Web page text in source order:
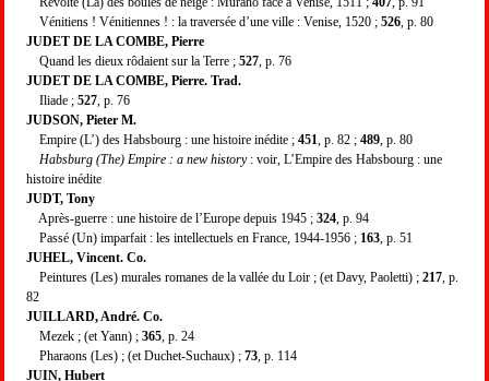
Vénitiens ! Vénitiennes ! : la traversée d’une ville : Venise, 1520 ; 526 , p. 80
JUDET DE LA COMBE, Pierre
Quand les dieux rôdaient sur la Terre ; 527 , p. 76
JUDET DE LA COMBE, Pierre. Trad.
Iliade ; 527 , p. 76
JUDSON, Pieter M.
Empire (L’) des Habsbourg : une histoire inédite ; 451 , p. 82 ; 489 , p. 80
Habsburg (The) Empire : a new history: voir, L’Empire des Habsbourg : une
histoire inédite
JUDT, Tony
Après-guerre : une histoire de l’Europe depuis 1945 ; 324 , p. 94
Passé (Un) imparfait : les intellectuels en France, 1944-1956 ; 163 , p. 51
JUHEL, Vincent. Co.
Peintures (Les) murales romanes de la vallée du Loir ; (et Davy, Paoletti) ; 217 , p.
82
JUILLARD, André. Co.
Mezek ; (et Yann) ; 365 , p. 24
Pharaons (Les) ; (et Duchet-Suchaux) ; 73 , p. 114
JUIN, Hubert